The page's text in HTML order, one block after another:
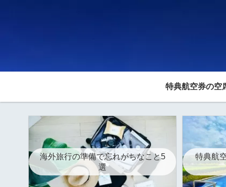
特典航空券の空
海外旅行の準備で忘れがちなこと5
選
特典航